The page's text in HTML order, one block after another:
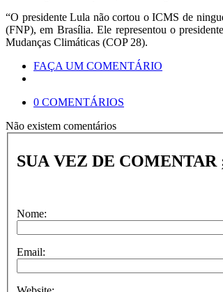
“O presidente Lula não cortou o ICMS de
(FNP), em Brasília. Ele representou o
Mudanças Climáticas (COP 28).
FAÇA UM COMENTÁRIO
0 COMENTÁRIOS
Não existem comentários
SUA VEZ DE COMENTAR
Nome:
Email: